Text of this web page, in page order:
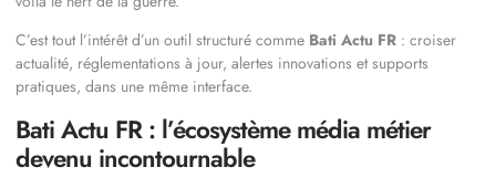
C’est tout l’intérêt d’un outil structuré comme Bati Actu FR : croiser
actualité, réglementations à jour, alertes innovations et supports
pratiques, dans une même interface.
Bati Actu FR : l’écosystème média métier
devenu incontournable